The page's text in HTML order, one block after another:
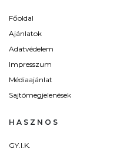
Főoldal
Ajánlatok
Adatvédelem
Impresszum
Médiaajánlat
Sajtómegjelenések
HASZNOS
GY.I.K.